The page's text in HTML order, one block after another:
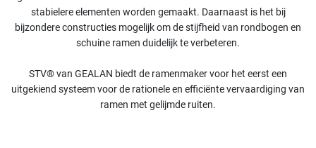
stabielere elementen worden gemaakt. Daarnaast is het bij
bijzondere constructies mogelijk om de stijfheid van rondbogen en
schuine ramen duidelijk te verbeteren.
STV® van GEALAN biedt de ramenmaker voor het eerst een
uitgekiend systeem voor de rationele en efficiënte vervaardiging van
ramen met gelijmde ruiten.